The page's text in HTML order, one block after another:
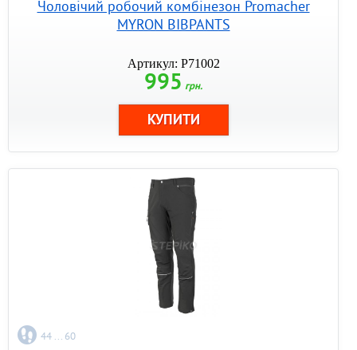
Чоловічий робочий комбінезон Promacher
MYRON BIBPANTS
Артикул: P71002
995 грн.
44 ... 60